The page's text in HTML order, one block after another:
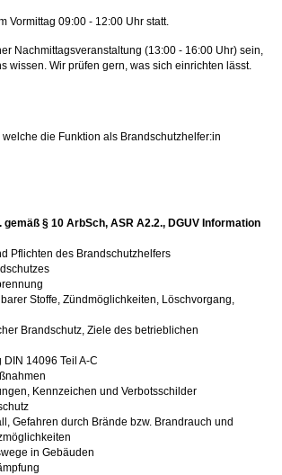
Vormittag 09:00 - 12:00 Uhr statt.
Nachmittagsveranstaltung (13:00 - 16:00 Uhr) sein,
wissen. Wir prüfen gern, was sich einrichten lässt.
die Funktion als Brandschutzhelfer:in
§ 10 ArbSch, ASR A2.2., DGUV Information
Pflichten des Brandschutzhelfers
Stoffe, Zündmöglichkeiten, Löschvorgang,
Brandschutz, Ziele des betrieblichen
14096 Teil A-C
Kennzeichen und Verbotsschilder
Gefahren durch Brände bzw. Brandrauch und
in Gebäuden